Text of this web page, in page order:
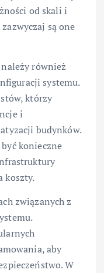
od skali i
są one
również
systemu.
którzy
i
budynków.
konieczne
koszty.
związanych z
aby
W